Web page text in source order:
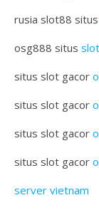
rusia slot88 situs
osg888 situs
situs slot gacor
situs slot gacor
situs slot gacor
situs slot gacor
server vietnam